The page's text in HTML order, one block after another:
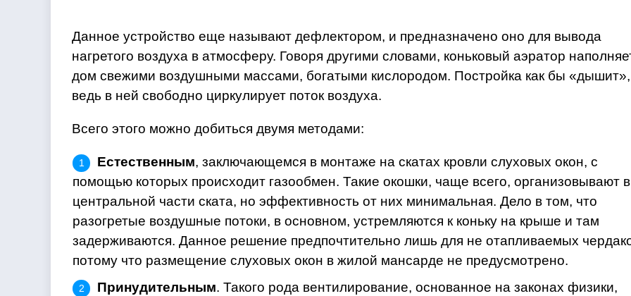
Данное устройство еще называют дефлектором, и предназначено оно для вывода
нагретого воздуха в атмосферу. Говоря другими словами, коньковый аэратор
дом свежими воздушными массами, богатыми кислородом. Постройка как бы «дышит»,
ведь в ней свободно циркулирует поток воздуха.
Всего этого можно добиться двумя методами:
Естественным, заключающемся в монтаже на скатах кровли слуховых окон, с
помощью которых происходит газообмен. Такие окошки, чаще всего, организовывают в
центральной части ската, но эффективность от них минимальная. Дело в том, что
разогретые воздушные потоки, в основном, устремляются к коньку на крыше и там
задерживаются. Данное решение предпочтительно лишь для не отапливаемых
потому что размещение слуховых окон в жилой мансарде не предусмотрено.
Принудительным. Такого рода вентилирование, основанное на законах физики,